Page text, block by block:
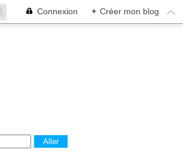
Connexion + Créer mon blog